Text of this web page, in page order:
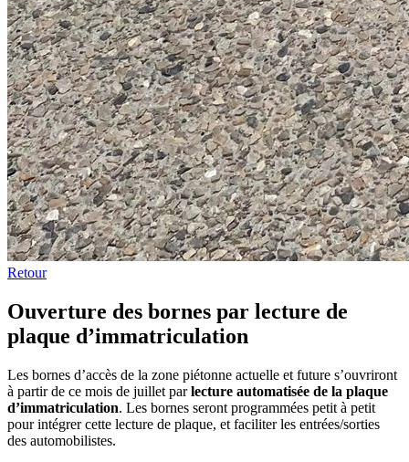
Retour
Ouverture des bornes par lecture de
plaque d’immatriculation
Les bornes d’accès de la zone piétonne actuelle et future s’ouvriront
à partir de ce mois de juillet parlecture automatisée de la plaque
d’immatriculation. Les bornes seront programmées petit à petit
pour intégrer cette lecture de plaque, et faciliter les entrées/sorties
des automobilistes.